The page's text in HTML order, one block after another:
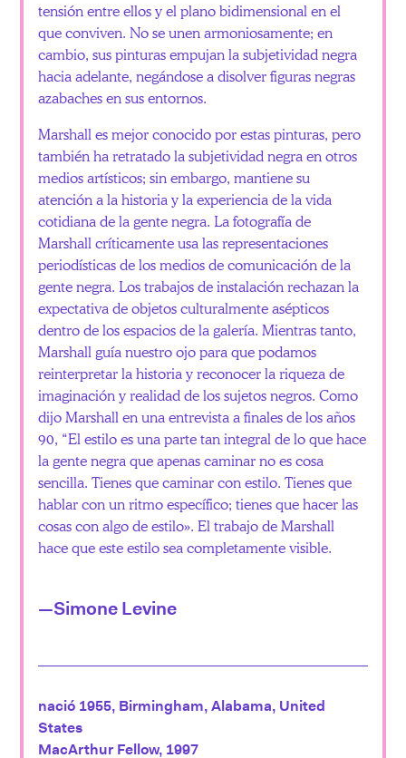
tensión entre ellos y el plano bidimensional en el
que conviven. No se unen armoniosamente; en
cambio, sus pinturas empujan la subjetividad negra
hacia adelante, negándose a disolver figuras negras
azabaches en sus entornos.
Marshall es mejor conocido por estas pinturas, pero
también ha retratado la subjetividad negra en otros
medios artísticos; sin embargo, mantiene su
atención a la historia y la experiencia de la vida
cotidiana de la gente negra. La fotografía de
Marshall críticamente usa las representaciones
periodísticas de los medios de comunicación de la
gente negra. Los trabajos de instalación rechazan la
expectativa de objetos culturalmente asépticos
dentro de los espacios de la galería. Mientras tanto,
Marshall guía nuestro ojo para que podamos
reinterpretar la historia y reconocer la riqueza de
imaginación y realidad de los sujetos negros. Como
dijo Marshall en una entrevista a finales de los años
90, “El estilo es una parte tan integral de lo que hace
la gente negra que apenas caminar no es cosa
sencilla. Tienes que caminar con estilo. Tienes que
hablar con un ritmo específico; tienes que hacer las
cosas con algo de estilo». El trabajo de Marshall
hace que este estilo sea completamente visible.
—Simone Levine
nació 1955, Birmingham, Alabama, United
States
MacArthur Fellow, 1997